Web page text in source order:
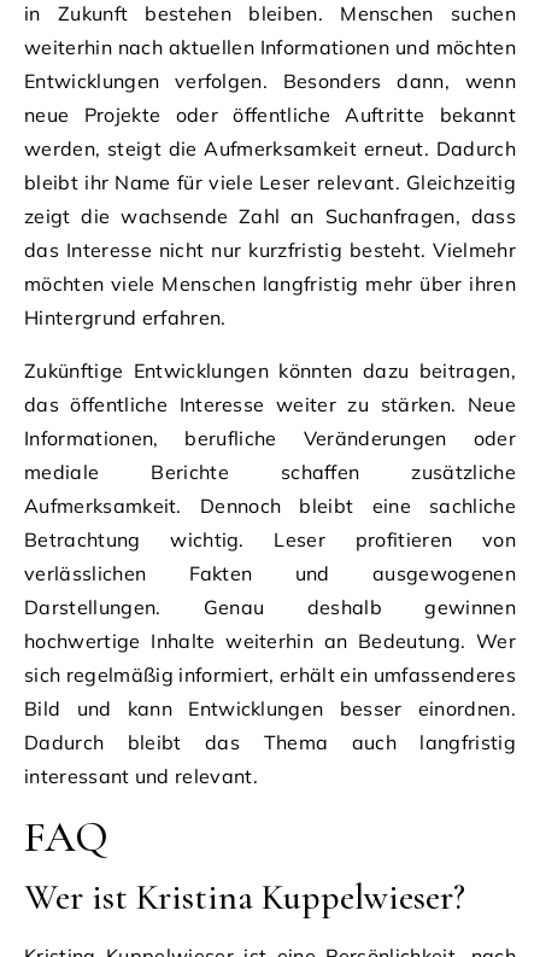
in Zukunft bestehen bleiben. Menschen suchen
weiterhin nach aktuellen Informationen und möchten
Entwicklungen verfolgen. Besonders dann, wenn
neue Projekte oder öffentliche Auftritte bekannt
werden, steigt die Aufmerksamkeit erneut. Dadurch
bleibt ihr Name für viele Leser relevant. Gleichzeitig
zeigt die wachsende Zahl an Suchanfragen, dass
das Interesse nicht nur kurzfristig besteht. Vielmehr
möchten viele Menschen langfristig mehr über ihren
Hintergrund erfahren.
Zukünftige Entwicklungen könnten dazu beitragen,
das öffentliche Interesse weiter zu stärken. Neue
Informationen, berufliche Veränderungen oder
mediale Berichte schaffen zusätzliche
Aufmerksamkeit. Dennoch bleibt eine sachliche
Betrachtung wichtig. Leser profitieren von
verlässlichen Fakten und ausgewogenen
Darstellungen. Genau deshalb gewinnen
hochwertige Inhalte weiterhin an Bedeutung. Wer
sich regelmäßig informiert, erhält ein umfassenderes
Bild und kann Entwicklungen besser einordnen.
Dadurch bleibt das Thema auch langfristig
interessant und relevant.
FAQ
Wer ist Kristina Kuppelwieser?